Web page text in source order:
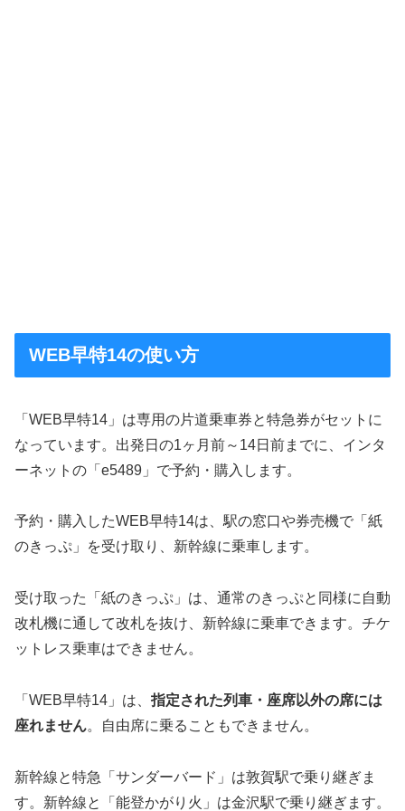
WEB早特14の使い方
「WEB早特14」は専用の片道乗車券と特急券がセットに
なっています。出発日の1ヶ月前～14日前までに、インタ
ーネットの「e5489」で予約・購入します。
予約・購入したWEB早特14は、駅の窓口や券売機で「紙
のきっぷ」を受け取り、新幹線に乗車します。
受け取った「紙のきっぷ」は、通常のきっぷと同様に自動
改札機に通して改札を抜け、新幹線に乗車できます。チケ
ットレス乗車はできません。
「WEB早特14」は、 指定された列車・座席以外の席には
座れません。自由席に乗ることもできません。
新幹線と特急「サンダーバード」は敦賀駅で乗り継ぎま
す。新幹線と「能登かがり火」は金沢駅で乗り継ぎます。